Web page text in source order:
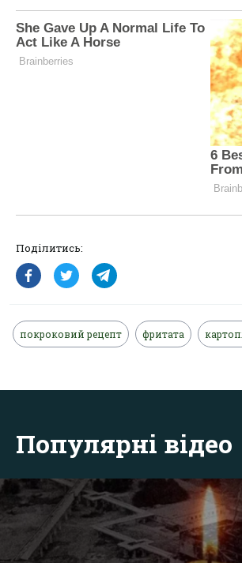
Поділитись:
покроковий рецепт фритата
Популярні відео